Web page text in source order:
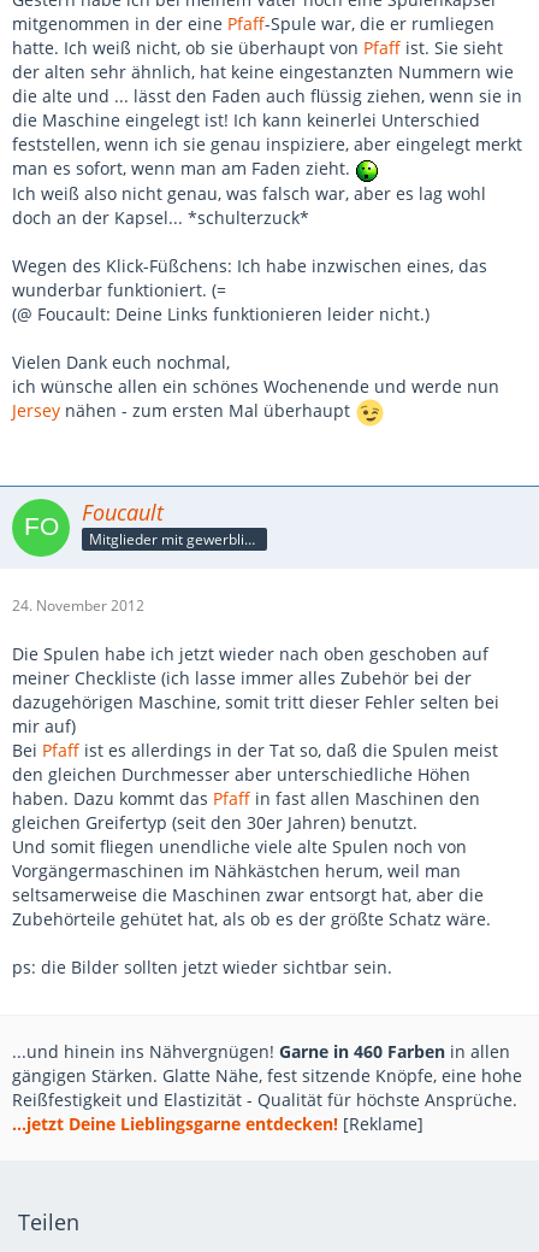
mitgenommen in der eine Pfaff-Spule war, die er rumliegen
hatte. Ich weiß nicht, ob sie überhaupt von Pfaff ist. Sie sieht
der alten sehr ähnlich, hat keine eingestanzten Nummern wie
die alte und ... lässt den Faden auch flüssig ziehen, wenn sie in
die Maschine eingelegt ist! Ich kann keinerlei Unterschied
feststellen, wenn ich sie genau inspiziere, aber eingelegt merkt
man es sofort, wenn man am Faden zieht.
Ich weiß also nicht genau, was falsch war, aber es lag wohl
doch an der Kapsel... *schulterzuck*
Wegen des Klick-Füßchens: Ich habe inzwischen eines, das
wunderbar funktioniert. (=
(@ Foucault: Deine Links funktionieren leider nicht.)
Vielen Dank euch nochmal,
ich wünsche allen ein schönes Wochenende und werde nun
Jersey nähen - zum ersten Mal überhaupt
Foucault
Mitglieder mit gewerblicher Verbindung, auch als Mitarbeiter/in
24. November 2012
Die Spulen habe ich jetzt wieder nach oben geschoben auf
meiner Checkliste (ich lasse immer alles Zubehör bei der
dazugehörigen Maschine, somit tritt dieser Fehler selten bei
mir auf)
Bei Pfaff ist es allerdings in der Tat so, daß die Spulen meist
den gleichen Durchmesser aber unterschiedliche Höhen
haben. Dazu kommt das Pfaff in fast allen Maschinen den
gleichen Greifertyp (seit den 30er Jahren) benutzt.
Und somit fliegen unendliche viele alte Spulen noch von
Vorgängermaschinen im Nähkästchen herum, weil man
seltsamerweise die Maschinen zwar entsorgt hat, aber die
Zubehörteile gehütet hat, als ob es der größte Schatz wäre.
ps: die Bilder sollten jetzt wieder sichtbar sein.
...und hinein ins Nähvergnügen! Garne in 460 Farben in allen
gängigen Stärken. Glatte Nähe, fest sitzende Knöpfe, eine hohe
Reißfestigkeit und Elastizität - Qualität für höchste Ansprüche.
...jetzt Deine Lieblingsgarne entdecken! [Reklame]
Teilen